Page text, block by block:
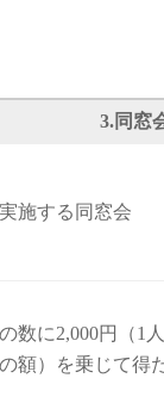
3.同窓
施する同窓会
数に2,000円（1
額）を乗じて得